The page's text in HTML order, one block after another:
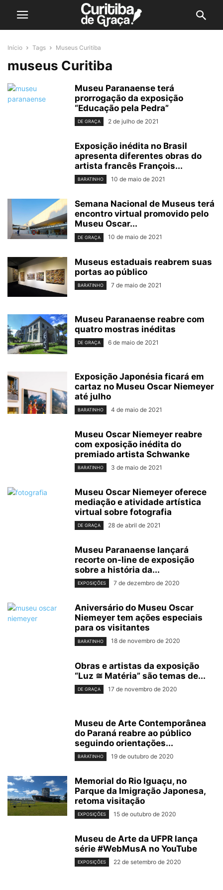
Início Tags Museus Curitiba
museus Curitiba
Museu Paranaense terá
prorrogação da exposição
“Educação pela Pedra”
DE GRAÇA 2 de julho de 2021
Exposição inédita no Brasil
apresenta diferentes obras do
artista francês François...
BARATINHO 10 de maio de 2021
Semana Nacional de Museus terá
encontro virtual promovido pelo
Museu Oscar...
DE GRAÇA 10 de maio de 2021
Museus estaduais reabrem suas
portas ao público
BARATINHO 7 de maio de 2021
Museu Paranaense reabre com
quatro mostras inéditas
DE GRAÇA 6 de maio de 2021
Exposição Japonésia ficará em
cartaz no Museu Oscar Niemeyer
até julho
BARATINHO 4 de maio de 2021
Museu Oscar Niemeyer reabre
com exposição inédita do
premiado artista Schwanke
BARATINHO 3 de maio de 2021
Museu Oscar Niemeyer oferece
mediação e atividade artística
virtual sobre fotografia
DE GRAÇA 28 de abril de 2021
Museu Paranaense lançará
recorte on-line de exposição
sobre a história da...
EXPOSIÇÕES 7 de dezembro de 2020
Aniversário do Museu Oscar
Niemeyer tem ações especiais
para os visitantes
BARATINHO 18 de novembro de 2020
Obras e artistas da exposição
“Luz ≅ Matéria” são temas de...
DE GRAÇA 17 de novembro de 2020
Museu de Arte Contemporânea
do Paraná reabre ao público
seguindo orientações...
BARATINHO 19 de outubro de 2020
Memorial do Rio Iguaçu, no
Parque da Imigração Japonesa,
retoma visitação
EXPOSIÇÕES 15 de outubro de 2020
Museu de Arte da UFPR lança
série #WebMusA no YouTube
EXPOSIÇÕES 22 de setembro de 2020